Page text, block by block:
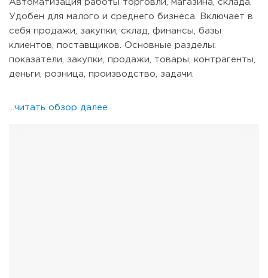
Автоматизация работы торговли, магазина, склада.
Удобен для малого и среднего бизнеса. Включает в
себя продажи, закупки, склад, финансы, базы
клиентов, поставщиков. Основные разделы:
показатели, закупки, продажи, товары, контрагенты,
деньги, розница, производство, задачи.
...читать обзор далее